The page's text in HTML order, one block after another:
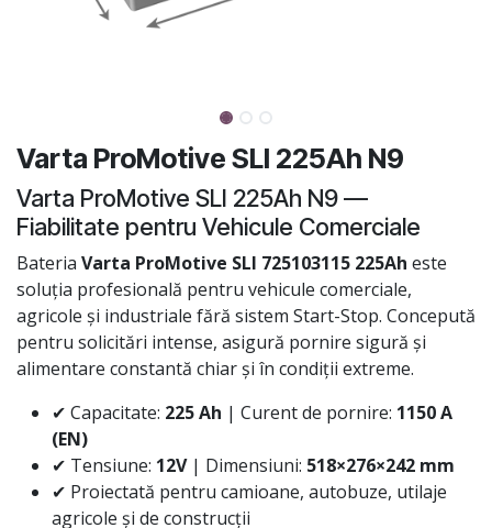
Varta ProMotive SLI 225Ah N9
Varta ProMotive SLI 225Ah N9 —
Fiabilitate pentru Vehicule Comerciale
Bateria Varta ProMotive SLI 725103115 225Ah este
soluția profesională pentru vehicule comerciale,
agricole și industriale fără sistem Start-Stop. Concepută
pentru solicitări intense, asigură pornire sigură și
alimentare constantă chiar și în condiții extreme.
✔ Capacitate: 225 Ah | Curent de pornire: 1150 A
(EN)
✔ Tensiune: 12V| Dimensiuni: 518×276×242 mm
✔ Proiectată pentru camioane, autobuze, utilaje
agricole și de construcții